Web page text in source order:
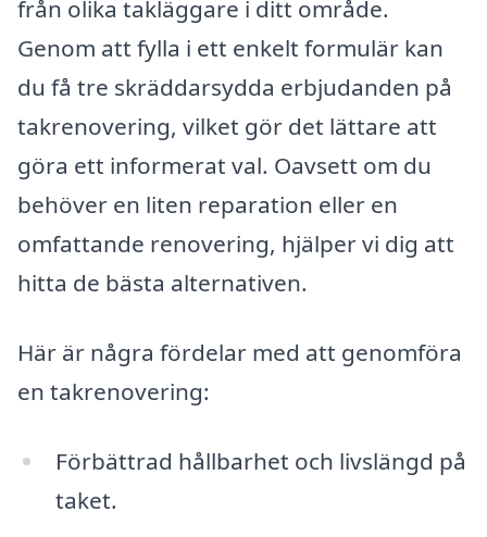
från olika takläggare i ditt område.
Genom att fylla i ett enkelt formulär kan
du få tre skräddarsydda erbjudanden på
takrenovering, vilket gör det lättare att
göra ett informerat val. Oavsett om du
behöver en liten reparation eller en
omfattande renovering, hjälper vi dig att
hitta de bästa alternativen.
Här är några fördelar med att genomföra
en takrenovering:
Förbättrad hållbarhet och livslängd på
taket.